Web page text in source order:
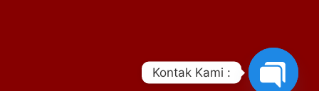
Kontak Kami :